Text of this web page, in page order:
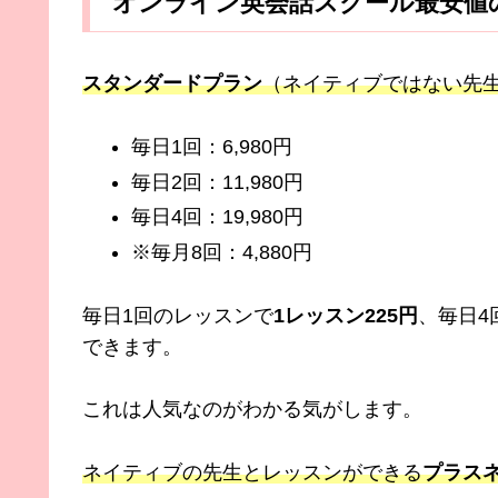
スタンダードプラン（ネイティブではない先
毎日1回：6,980円
毎日2回：11,980円
毎日4回：19,980円
※毎月8回：4,880円
毎日1回のレッスンで1レッスン225円 、毎日4
できます。
これは人気なのがわかる気がします。
ネイティブの先生とレッスンができるプラス